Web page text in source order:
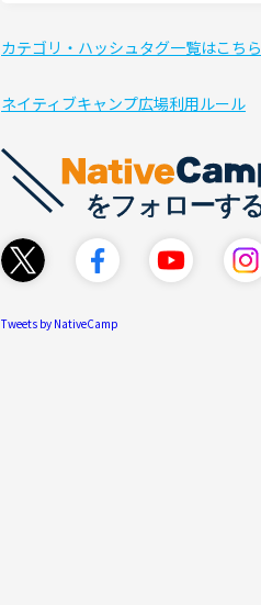
カテゴリ・ハッシュタグ一覧はこちら
ネイティブキャンプ広場利用ルール
Tweets by NativeCamp